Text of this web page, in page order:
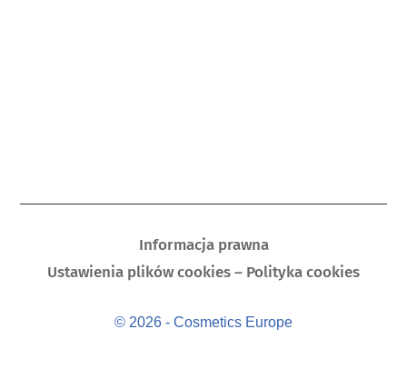
Informacja prawna
Ustawienia plików cookies – Polityka cookies
© 2026 - Cosmetics Europe